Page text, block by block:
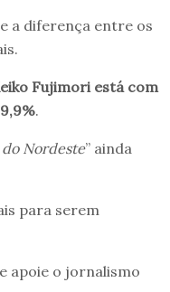
a diferença entre os
Fujimori está com
.
do Nordeste” ainda
para serem
apoie o jornalismo